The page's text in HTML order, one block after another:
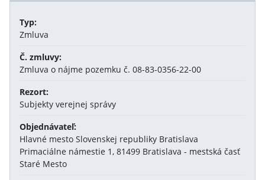
Typ:
Zmluva
Č. zmluvy:
Zmluva o nájme pozemku č. 08-83-0356-22-00
Rezort:
Subjekty verejnej správy
Objednávateľ:
Hlavné mesto Slovenskej republiky Bratislava
Primaciálne námestie 1, 81499 Bratislava - mestská časť
Staré Mesto